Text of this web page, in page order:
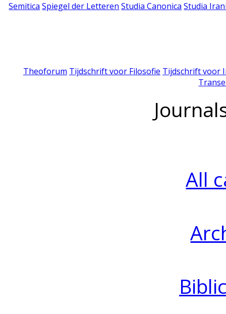
Semitica Spiegel der Letteren Studia Canonica Studia
Theoforum Tijdschrift voor Filosofie Tijdschrift voor
All